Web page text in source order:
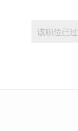
该职位已